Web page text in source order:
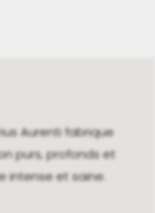
Aurenti fabrique
purs, profonds et
intense et saine.